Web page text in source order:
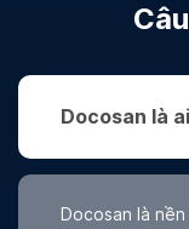
Docosan là
Docosan là